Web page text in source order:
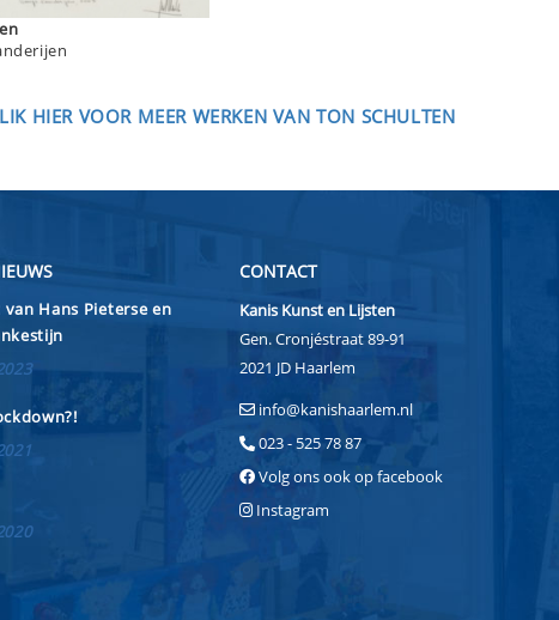
HIER VOOR MEER WERKEN VAN TON SCHULTEN
Hans Pieterse en
CONTACT
Kanis Kunst en Lijsten
Gen. Cronjéstraat 89-91
2021 JD Haarlem
info@kanishaarlem.nl
023 - 525 78 87
Volg ons ook op facebook
Instagram